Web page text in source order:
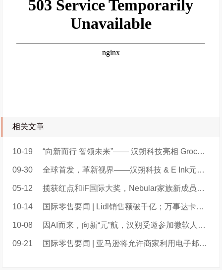
相关文章
10-19 “向新而行 智领未来”—— 汉朔科技亮相 Groceryshop 2024 ，以创新科技解锁丝滑购物新体验
09-30 全球首发，革新视界——汉朔科技 & E Ink元太科技焕彩力作亮相永旺中国长沙新店
05-12 揽获红点和iF国际大奖，Nebular家族新成员再现科技与工艺美学新高度
10-14 国际零售要闻 | Lidl销售额破千亿；万事达卡推出新支付技术；Uber Eats测试送货机器人；Casino推出老年人折扣；
10-08 因AI而来，向新“元”航，汉朔受邀参加微软人工智能和物联网实验室三周年庆典
09-21 国际零售要闻 | 亚马逊将允许商家利用电子邮件营销；沃尔玛推出虚拟试衣服务；家乐福为六个国家进行集中采购...